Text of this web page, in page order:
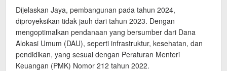
Dijelaskan Jaya, pembangunan pada tahun 2024,
diproyeksikan tidak jauh dari tahun 2023. Dengan
mengoptimalkan pendanaan yang bersumber dari Dana
Alokasi Umum (DAU), seperti infrastruktur, kesehatan, dan
pendidikan, yang sesuai dengan Peraturan Menteri
Keuangan (PMK) Nomor 212 tahun 2022.